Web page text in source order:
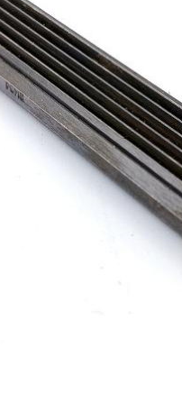
ГОСТ21761-76